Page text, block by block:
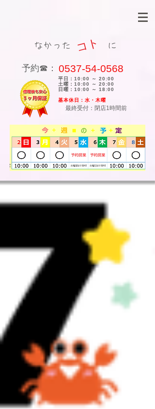
コト
なかった に
​予約☎： 0537-54-0568
平日：10:00 ～ 20:00
土曜：10:00 ～ 20:00
日曜：10:00 ～ 18:00
​基本休日：水・木曜
最終受付：閉店1時間前